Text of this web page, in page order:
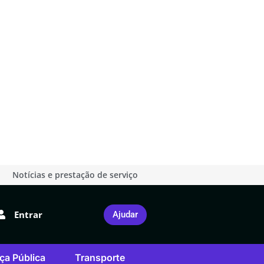
Notícias e prestação de serviço
Entrar Ajudar
Pública Transporte